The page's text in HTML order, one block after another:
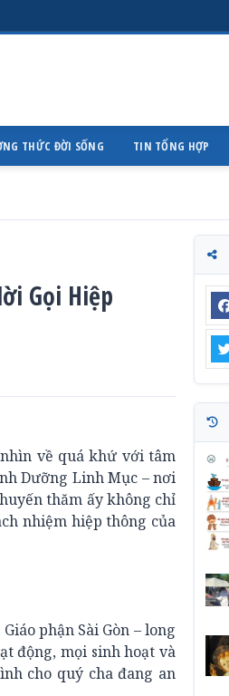
THỨC ĐỜI SỐNG TIN TỔNG HỢP
Gọi Hiệp
về quá khứ với tâm
Dưỡng Linh Mục – nơi
thăm ấy không chỉ
nhiệm hiệp thông của
phận Sài Gòn – long
động, mọi sinh hoạt và
cho quý cha đang an